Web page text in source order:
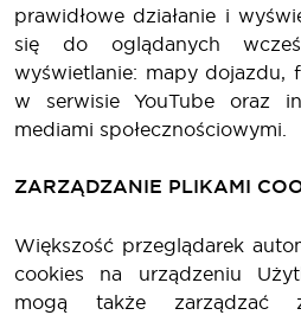
prawidłowe działanie i
się do oglądanych
wyświetlanie: mapy dojazdu,
w serwisie YouTube oraz
mediami społecznościowymi.
ZARZĄDZANIE PLIKAMI
Większość przeglądarek
cookies na urządzeniu
mogą także zarządzać